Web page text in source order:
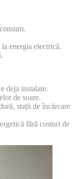
energia electrică.
deja instalate.
de soare.
stații de încărcare
fără costuri de